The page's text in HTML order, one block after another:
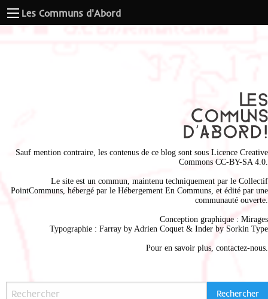
Les Communs d'Abord
Sauf mention contraire, les contenus de ce blog sont sous Licence Creative
Commons CC-BY-SA 4.0
Le site est un commun, maintenu techniquement par le Collectif
PointCommuns , hébergé par le Hébergement En Communs , et édité par une
communauté ouverte.
Conception graphique : Mirages
Typographie : Farray by Adrien Coquet & Inder by Sorkin Type
Pour en savoir plus, contactez-nous